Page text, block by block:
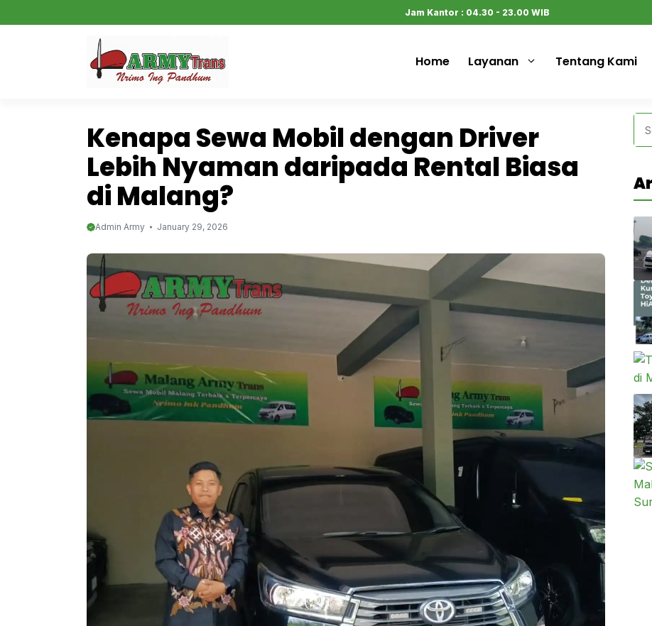
to
Jam Kantor : 04.30 - 23.00 WIB
Home Layanan Tentang Kami
Kenapa Sewa Mobil dengan Driver
Lebih Nyaman daripada Rental Biasa
di Malang?
Admin Army January 29, 2026